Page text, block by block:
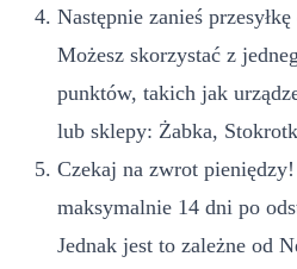
Następnie zanieś
Możesz skorzystać z
punktów, takich jak
lub sklepy: Żabka,
Czekaj na zwrot
maksymalnie 14 dni po
Jednak jest to zależne od